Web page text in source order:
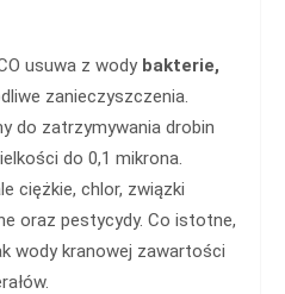
usuwa z wody bakterie,
zanieczyszczenia.
do zatrzymywania drobin
do 0,1 mikrona.
ciężkie, chlor, związki
oraz pestycydy. Co istotne,
wody kranowej zawartości